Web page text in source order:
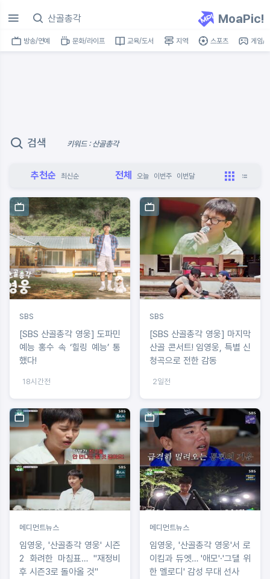
MoaPic!
방송/연예 문화/라이프 교육/도서 지역 스포츠 게임/
검색 키워드 : 산골총각
추천순 최신순 전체 오늘 이번주 이번달
SBS
[SBS 산골총각 영웅] 도파민
예능 홍수 속 ‘힐링 예능’ 통
했다!
18시간전
SBS
[SBS 산골총각 영웅] 마지막
산골 콘서트! 임영웅, 특별 신
청곡으로 전한 감동
2일전
메디먼트뉴스
임영웅, '산골총각 영웅' 시즌
2 화려한 마침표… "재정비
후 시즌3로 돌아올 것"
메디먼트뉴스
임영웅, '산골총각 영웅'서 로
이킴과 듀엣… '애모'·'그댈 위
한 멜로디' 감성 무대 선사